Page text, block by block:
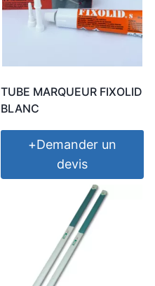
TUBE MARQUEUR FIXOLID
BLANC
+Demander un
devis